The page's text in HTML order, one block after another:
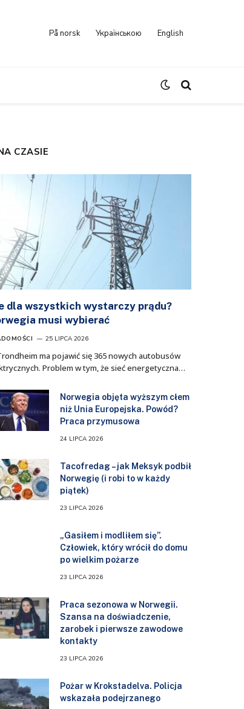
På norsk Українською English
CZASIE
dla wszystkich wystarczy prądu?
musi wybierać
25 LIPCA 2026
ma pojawić się 365 nowych autobusów
Problem w tym, że sieć energetyczna…
Norwegia objęta wyższym cłem
niż Unia Europejska. Powód?
Praca przymusowa
24 LIPCA 2026
Tacofredag – jak Meksyk podbił
Norwegię (i robi to w każdy
piątek)
23 LIPCA 2026
„Gasiłem i modliłem się”.
Człowiek, który wrócił do domu
po wielkim pożarze
23 LIPCA 2026
Praca sezonowa w Norwegii.
Szansa na doświadczenie,
zarobek i pierwsze zawodowe
kontakty
23 LIPCA 2026
Pożar w Krokstadelva. Policja
wskazała podejrzanego